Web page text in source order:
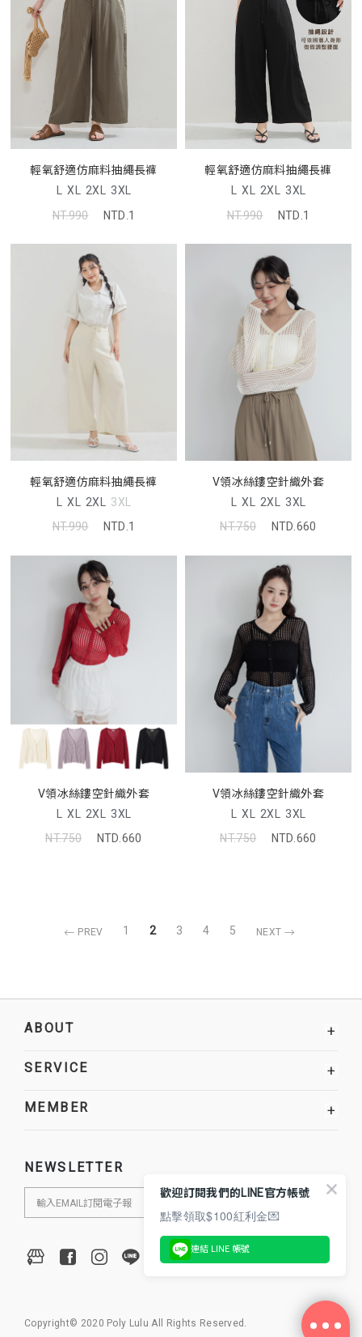
輕氧舒適仿麻料抽繩長褲
L XL 2XL 3XL
NT.990
NTD.1
輕氧舒適仿麻料抽繩長褲
L XL 2XL 3XL
NT.990
NTD.1
輕氧舒適仿麻料抽繩長褲
L XL 2XL 3XL
NT.990
NTD.1
V領冰絲鏤空針織外套
L XL 2XL 3XL
NT.750
NTD.660
V領冰絲鏤空針織外套
L XL 2XL 3XL
NT.750
NTD.660
V領冰絲鏤空針織外套
L XL 2XL 3XL
NT.750
NTD.660
PREV 1 2 3 4 5 NEXT
ABOUT +
SERVICE +
MEMBER +
NEWSLETTER
Copyright© 2020 Poly Lulu All Rights Reserved.
歡迎訂閱我們的LINE官方帳號
點擊領取$100紅利金💌
連結 LINE 帳號